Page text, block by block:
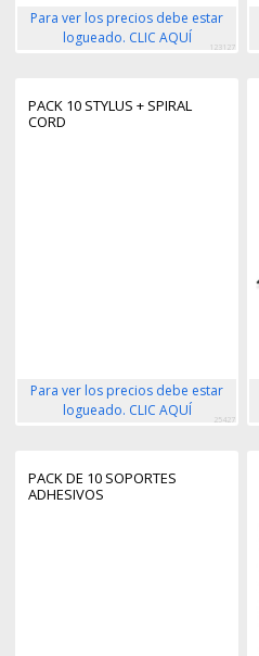
Para ver los precios debe estar
logueado. CLIC AQUÍ
123127
PACK 10 STYLUS + SPIRAL
CORD
Para ver los precios debe estar
logueado. CLIC AQUÍ
25427
PACK DE 10 SOPORTES
ADHESIVOS